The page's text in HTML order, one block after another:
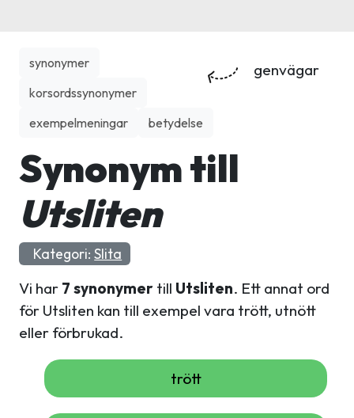
genvägar
synonymer
korsordssynonymer
exempelmeningar
betydelse
Synonym till
Utsliten
Kategori:Slita
Vi har 7 synonymer till Utsliten. Ett annat ord
för Utsliten kan till exempel vara trött, utnött
eller förbrukad.
trött